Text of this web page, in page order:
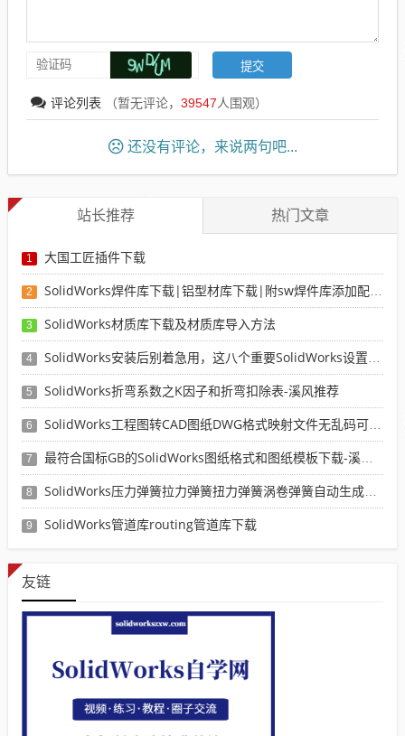
评论列表 （暂无评论， 39547人围观）
还没有评论，来说两句吧...
站长推荐 热门文章
1 大国工匠插件下载
2 SolidWorks焊件库下载|铝型材库下载|附sw焊件库添加配置使用教程
3 SolidWorks材质库下载及材质库导入方法
4 SolidWorks安装后别着急用，这八个重要SolidWorks设置可以提高你的画图效率
5 SolidWorks折弯系数之K因子和折弯扣除表-溪风推荐
6 SolidWorks工程图转CAD图纸DWG格式映射文件无乱码可分层-溪风亲测推荐
7 最符合国标GB的SolidWorks图纸格式和图纸模板下载-溪风专用版
8 SolidWorks压力弹簧拉力弹簧扭力弹簧涡卷弹簧自动生成宏程序下载
9 SolidWorks管道库routing管道库下载
友链